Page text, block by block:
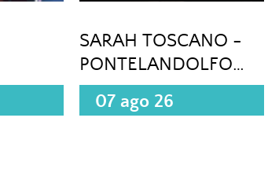
SARAH TOSCANO -
PONTELANDOLFO
(BN)
07 ago 26